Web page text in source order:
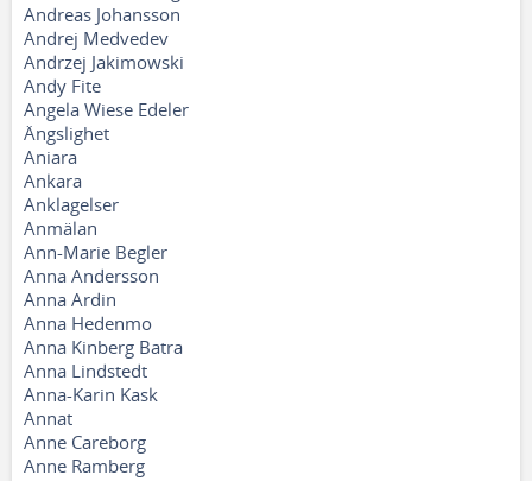
Andreas Johansson
Andrej Medvedev
Andrzej Jakimowski
Andy Fite
Angela Wiese Edeler
Ängslighet
Aniara
Ankara
Anklagelser
Anmälan
Ann-Marie Begler
Anna Andersson
Anna Ardin
Anna Hedenmo
Anna Kinberg Batra
Anna Lindstedt
Anna-Karin Kask
Annat
Anne Careborg
Anne Ramberg